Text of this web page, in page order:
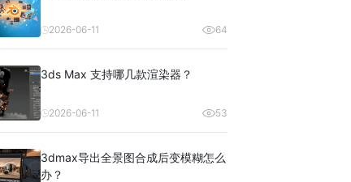
2026-06-11 64
3ds Max 支持哪几款渲染器？
2026-06-11 53
3dmax导出全景图合成后变模糊怎么
办？